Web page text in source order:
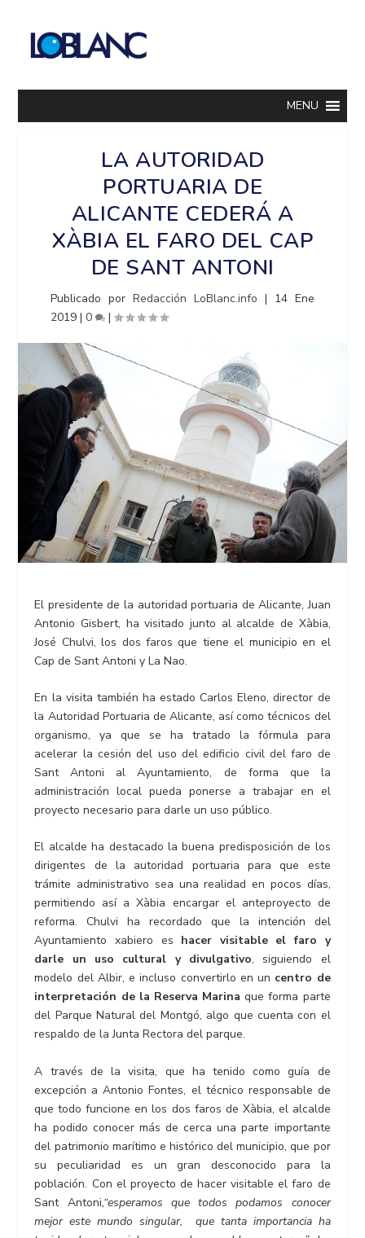
MENU
LA AUTORIDAD
PORTUARIA DE
ALICANTE CEDERÁ A
XÀBIA EL FARO DEL CAP
DE SANT ANTONI
Publicado porRedacción LoBlanc.info | 14 Ene
2019 |0 |
El presidente de la autoridad portuaria de Alicante, Juan
Antonio Gisbert, ha visitado junto al alcalde de Xàbia,
José Chulvi, los dos faros que tiene el municipio en el
Cap de Sant Antoni y La Nao.
En la visita también ha estado Carlos Eleno, director de
la Autoridad Portuaria de Alicante, así como técnicos del
organismo, ya que se ha tratado la fórmula para
acelerar la cesión del uso del edificio civil del faro de
Sant Antoni al Ayuntamiento, de forma que la
administración local pueda ponerse a trabajar en el
proyecto necesario para darle un uso público.
El alcalde ha destacado la buena predisposición de los
dirigentes de la autoridad portuaria para que este
trámite administrativo sea una realidad en pocos días,
permitiendo así a Xàbia encargar el anteproyecto de
reforma. Chulvi ha recordado que la intención del
Ayuntamiento xabiero es hacer visitable el faro y
darle un uso cultural y divulgativo, siguiendo el
modelo del Albir, e incluso convertirlo en un centro de
interpretación de la Reserva Marina que forma parte
del Parque Natural del Montgó, algo que cuenta con el
respaldo de la Junta Rectora del parque.
A través de la visita, que ha tenido como guía de
excepción a Antonio Fontes, el técnico responsable de
que todo funcione en los dos faros de Xàbia, el alcalde
ha podido conocer más de cerca una parte importante
del patrimonio marítimo e histórico del municipio, que por
su peculiaridad es un gran desconocido para la
población. Con el proyecto de hacer visitable el faro de
Sant Antoni,“esperamos que todos podamos conocer
mejor este mundo singular, que tanta importancia ha